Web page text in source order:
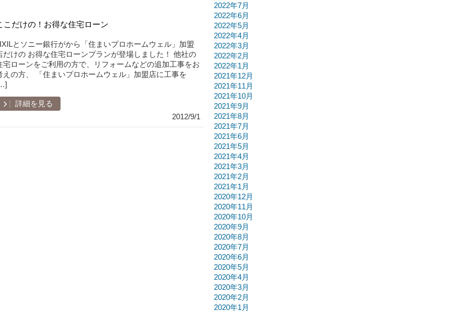
こだけの！お得な住宅ローン
とソニー銀行がから「住まいプロホームウェル」加盟
だけの お得な住宅ローンプランが登場しました！ 他社の
宅ローンをご利用の方で、リフォームなどの追加工事をお
えの方、 「住まいプロホームウェル」加盟店に工事を
詳細を見る
2012/9/1
2022年7月
2022年6月
2022年5月
2022年4月
2022年3月
2022年2月
2022年1月
2021年12月
2021年11月
2021年10月
2021年9月
2021年8月
2021年7月
2021年6月
2021年5月
2021年4月
2021年3月
2021年2月
2021年1月
2020年12月
2020年11月
2020年10月
2020年9月
2020年8月
2020年7月
2020年6月
2020年5月
2020年4月
2020年3月
2020年2月
2020年1月